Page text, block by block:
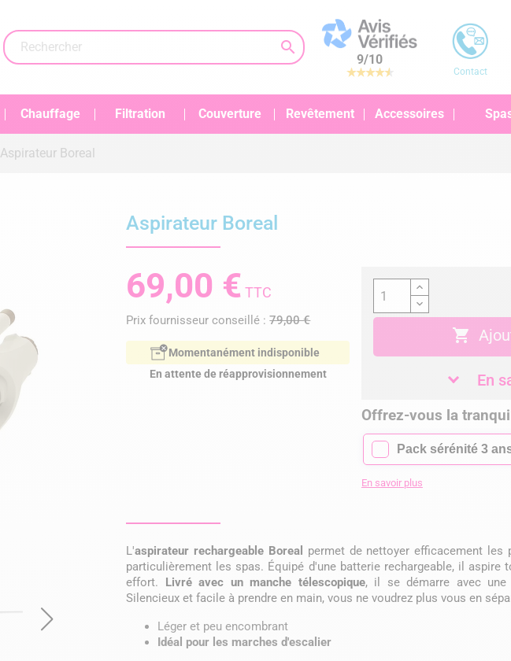

9/10
Contact
Chauffage Filtration Couverture Revêtement Accessoires
Aspirateur Boreal
Aspirateur Boreal
69,00 € TTC
Prix fournisseur conseillé :79,00 €
Momentanément indisponible
En attente de réapprovisionnement

En
Offrez-vous la
✓ Pack sérénité 3
En savoir plus
L'aspirateur rechargeable Boreal
permet de nettoyer efficacement
particulièrement les spas. Équipé d'une batterie rechargeable, il aspire
effort. Livré avec un manche télescopique, il se démarre avec
Silencieux et facile à prendre en main, vous ne voudrez plus vous en
Léger et peu encombrant
Idéal pour les marches d'escalier